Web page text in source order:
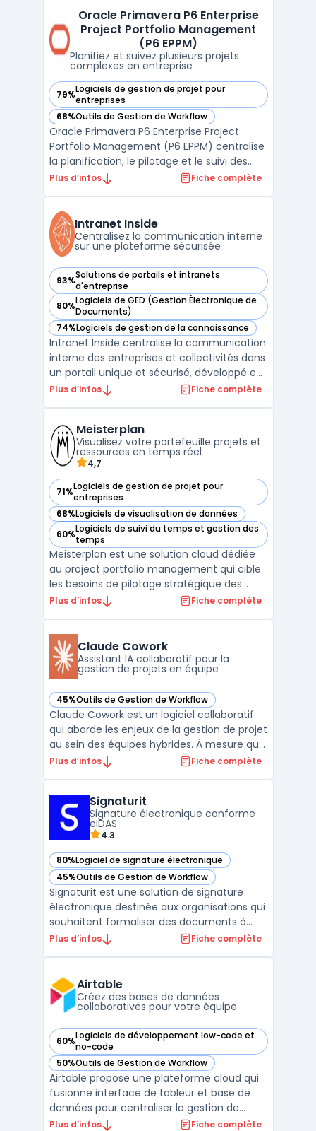
cible la massification et la fiabilisation des ...
Oracle Primavera P6 Enterprise
Project Portfolio Management
(P6 EPPM)
Planifiez et suivez plusieurs projets
complexes en entreprise
79%Logiciels de gestion de projet pour
entreprises
— voir Oracle Primavera P6 Enterprise Project Portfolio
68%Outils de Gestion de Workflow
— voir Oracle Primavera P6 Enterprise Project Portfolio
Oracle Primavera P6 Enterprise Project
Portfolio Management (P6 EPPM) centralise
la planification, le pilotage et le suivi des
projets, programmes et portefeuilles à
de portefeuilles. Dans les contextes où
plusieurs cha ...
Plus d’infos Fiche complète
Intranet Inside
Centralisez la communication interne
sur une plateforme sécurisée
93%Solutions de portails et intranets
d'entreprise
— voir Intranet Inside dans cette catégorie
80%Logiciels de GED (Gestion Électronique de
Documents)
— voir Intranet Inside dans cette catégorie
74%Logiciels de gestion de la connaissance
— voir Intranet Inside dans cette catégorie
Intranet Inside centralise la communication
interne des entreprises et collectivités dans
un portail unique et sécurisé, développé en
France. Adapté aux exigences des
confidentialité des données, il s’adresse aux
stru ...
Plus d’infos Fiche complète
Meisterplan
Visualisez votre portefeuille projets et
ressources en temps réel
4,7
71%Logiciels de gestion de projet pour
entreprises
— voir Meisterplan dans cette catégorie
68%Logiciels de visualisation de données
— voir Meisterplan dans cette catégorie
60%Logiciels de suivi du temps et gestion des
temps
— voir Meisterplan dans cette catégorie
Meisterplan est une solution cloud dédiée
au project portfolio management qui cible
les besoins de pilotage stratégique des
portefeuilles projets et de gestion des
temps réel des projets et des capacités
disponibles, sans ...
Plus d’infos Fiche complète
Claude Cowork
Assistant IA collaboratif pour la
gestion de projets en équipe
45%Outils de Gestion de Workflow
— voir Claude Cowork dans cette catégorie
Claude Cowork est un logiciel collaboratif
qui aborde les enjeux de la gestion de projet
au sein des équipes hybrides. À mesure que
le télétravail gagne en importance, la
maintenir la productivité sans centraliser
l'informati ...
Plus d’infos Fiche complète
Signaturit
Signature électronique conforme
eIDAS
4.3
80%Logiciel de signature électronique
— voir Signaturit dans cette catégorie
45%Outils de Gestion de Workflow
— voir Signaturit dans cette catégorie
Signaturit est une solution de signature
électronique destinée aux organisations qui
souhaitent formaliser des documents à
distance avec une valeur probante
ligne, la signature PDF et la signature
numérique, avec des niveaux ...
Plus d’infos Fiche complète
Airtable
Créez des bases de données
collaboratives pour votre équipe
60%Logiciels de développement low-code et
no-code
— voir Airtable dans cette catégorie
50%Outils de Gestion de Workflow
— voir Airtable dans cette catégorie
Airtable propose une plateforme cloud qui
fusionne interface de tableur et base de
données pour centraliser la gestion de
données métiers dans une interface
Plus d’infos Fiche complète